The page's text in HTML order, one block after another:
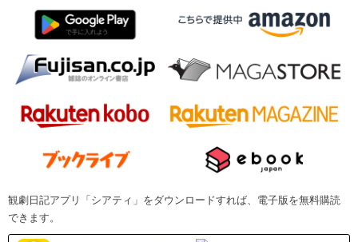
観劇日記アプリ「シアティ」をダウンロードすれば、電子版を無料購読
できます。